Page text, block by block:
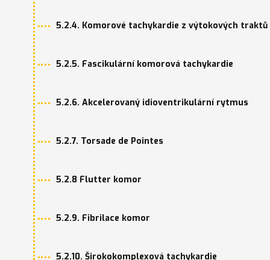
5.2.4. Komorové tachykardie z výtokových traktů
5.2.5. Fascikulární komorová tachykardie
5.2.6. Akcelerovaný idioventrikulární rytmus
5.2.7. Torsade de Pointes
5.2.8 Flutter komor
5.2.9. Fibrilace komor
5.2.10. Širokokomplexová tachykardie